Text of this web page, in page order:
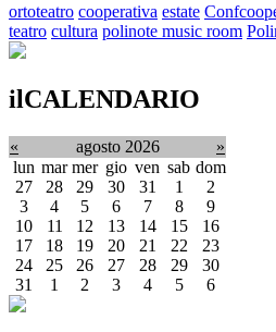
ortoteatro cooperativa estate
teatro cultura polinote music room
ilCALENDARIO
« agosto 2026
»
lun mar mer gio ven sab dom
27
28 29 30 31 1
2
3
4 5 6 7 8
9
10
11 12 13 14 15
16
17
18 19 20 21 22
23
24
25 26 27 28 29
30
31
1 2 3 4 5 6